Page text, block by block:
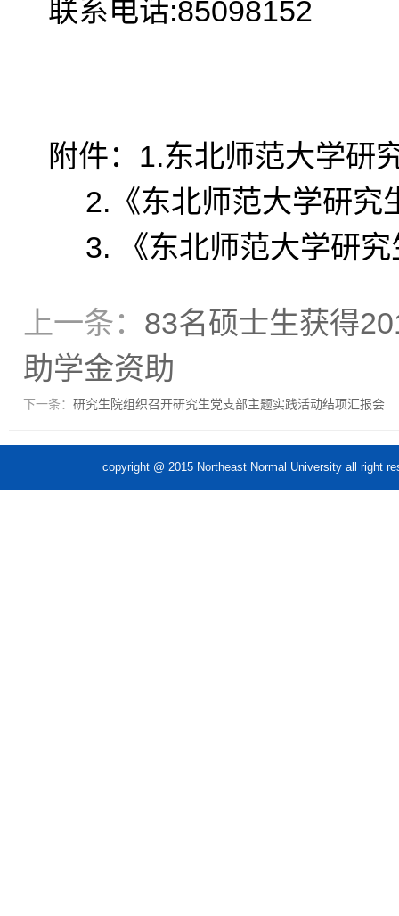
联系电话:85098152
附件： 1.东北师范大学研
2. 《东北师范大学研
3.
《东北师范大学研
上一条： 83名硕士生获得
助学金资助
下一条： 研究生院组织召开研究生党支部主题实践活动结项汇报会
copyright @ 2015 Northeast Normal University all